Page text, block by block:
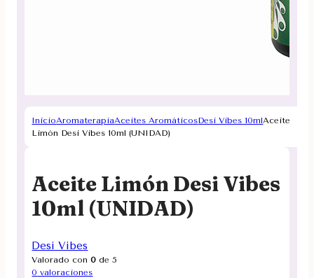
InicioAromaterapiaAceites AromáticosDesi Vibes 10mlAceite
Limón Desi Vibes 10ml (UNIDAD)
Aceite Limón Desi Vibes
10ml (UNIDAD)
Desi Vibes
Valorado con0 de 5
0 valoraciones